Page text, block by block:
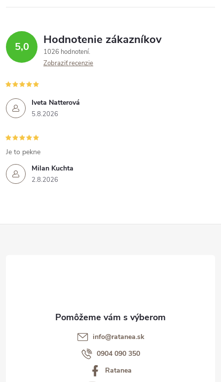
5,0 Hodnotenie zákazníkov
1026 hodnotení
Zobraziť recenzie
Iveta Natterová
5.8.2026
Milan Kuchta
2.8.2026
Je to pekne
info@ratanea.sk
0904 090 350
Ratanea